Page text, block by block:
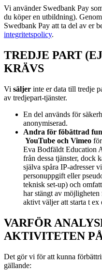
Vi använder Swedbank Pay
du köper en utbildning).
Swedbank Pay att ta del av er
integritetspolicy.
TREDJE PART
KRÄVS
Vi säljer inte er data till tredje
av tredjepart-tjänster.
En del används för
anonymiserad.
Andra för föbättrad
YouTube och Vimeo
Eva Bodfäldt Education
från dessa tjänster, dock
själva spåra IP-adresser
personuppgift eller
teknisk set-up) och
har stängt av möjligheten
aktivt väljer att starta t ex
VARFÖR
AKTIVITETEN
Det gör vi för att kunna
gällande: